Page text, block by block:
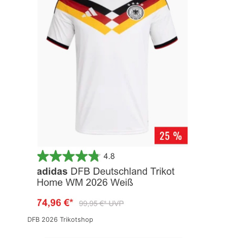
DFB 2026 Trikotshop